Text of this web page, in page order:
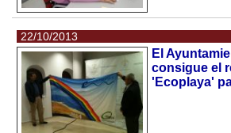
22/10/2013
El
consigue el
'Ecoplaya'